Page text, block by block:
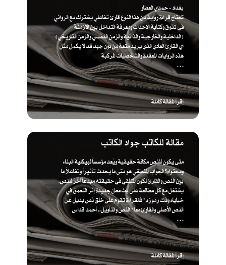
بغداد - حمدي العطار
تحتاج قراءة رواية من هذا النوع قارئ تفاعلي يشترك مع الروائي
في تذوق وكتابة الاحداث ومعرفة التداخل بين الازمنة
(الداخلية والخارجية والذاتية والزمن النفسي والزمن التاريخي)
اي القارئ العادي الذي يريد متعة من دون جهد قد لا يكمل مثل
هذه الروايات المعقدة والشخصيات المركبة
. . .
إقرأ المقالة كاملة
مقالة للكاتب جواد الكاتب
متى يكون للنص مكانة حقيقية ويُعد مؤسساً لهيكلية البناء
ومحتواه؟ الجواب المنطقي هو متى ما يحدث تأثيراً وتفاعلاً ما
بين النص والقارئ لكون المتلقي في حقيقته مبدعاً آخر للنص،
يشتغل مع كل مطالعة على بث معان جديدة إثر التعمق في
خباياه وفك رموزه " فالقراءة تقوم على خلق نص بديل عن
النص الأصلي والقارئ معاً " ​النص والتأويل.. أحمد قداس
. . .
إقرأ المقالة كاملة